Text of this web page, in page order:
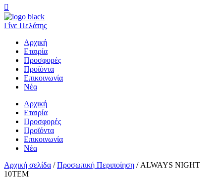
Γίνε Πελάτης
Αρχική
Εταιρία
Προσφορές
Προϊόντα
Επικοινωνία
Νέα
Αρχική
Εταιρία
Προσφορές
Προϊόντα
Επικοινωνία
Νέα
Αρχική σελίδα /Προσωπική Περιποίηση / ALWAYS NIGHT
10TEM